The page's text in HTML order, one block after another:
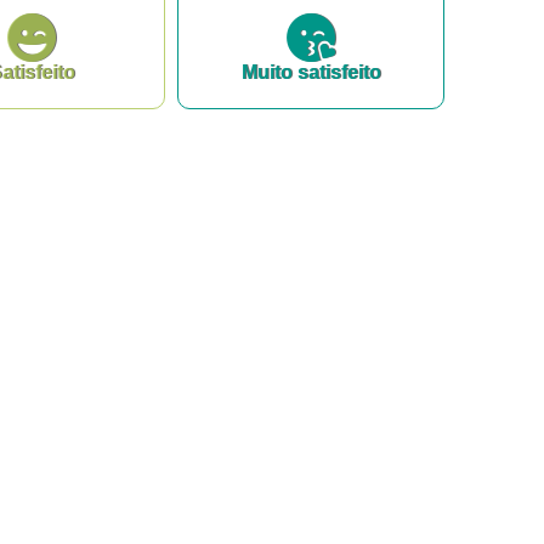
Muito satisfeito